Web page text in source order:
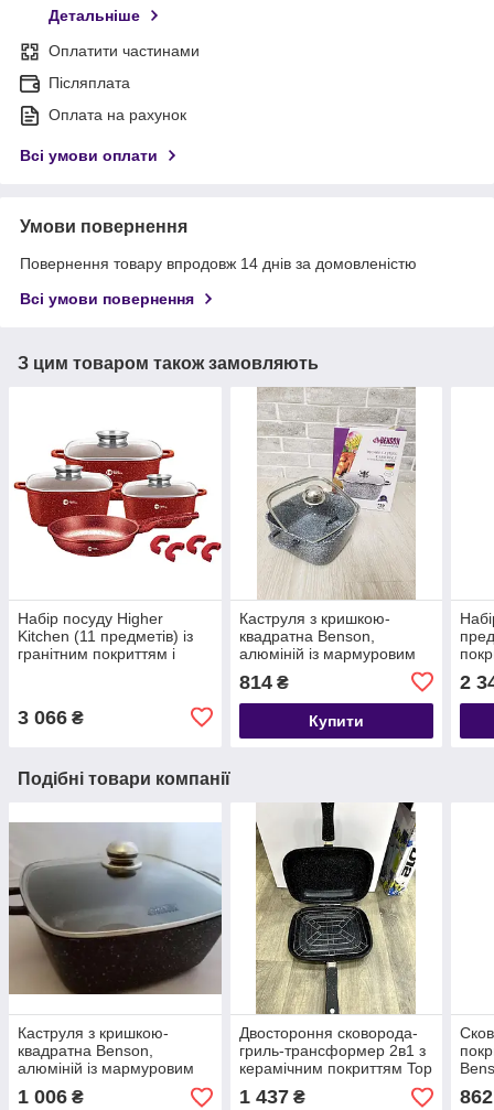
Детальніше
Оплатити частинами
Післяплата
Оплата на рахунок
Всі умови оплати
Умови повернення
Повернення товару впродовж 14 днів за домовленістю
Всі умови повернення
З цим товаром також замовляють
Набір посуду Higher
Kitchen (11 предметів) із
гранітним покриттям і
3 066 ₴
Каструля з кришкою-
квадратна Benson,
алюміній із мармуровим
814₴
Купити
2
Подібні товари компанії
Каструля з кришкою-
квадратна Benson,
алюміній із мармуровим
покриттям 5,1 л BN-362
1 006 ₴
Двостороння сковорода-
гриль-трансформер 2в1 з
керамічним покриттям Top
Kitchen 28 см чорна
1 437₴ 862